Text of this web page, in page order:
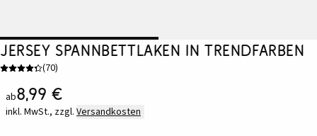
Jersey Spannbettlaken in Trendfarben
(70)
ab8,99 €
inkl. MwSt., zzgl. Versandkosten